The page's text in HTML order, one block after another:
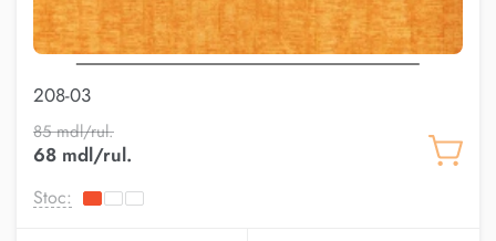
208-03
85 mdl/rul.
68 mdl/rul.
Stoc: